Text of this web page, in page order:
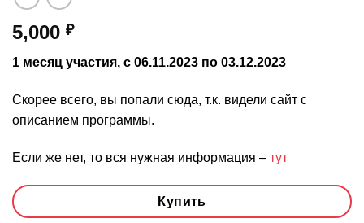
5,000 ₽
1 месяц участия, с 06.11.2023 по 03.12.2023
Скорее всего, вы попали сюда, т.к. видели сайт с
описанием программы.
Если же нет, то вся нужная информация – тут
Купить